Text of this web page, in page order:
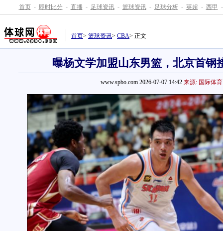
首页 - 即时比分 - 直播 - 足球资讯 - 篮球资讯 - 足球分析 - 英超 - 西甲 -
首页> 篮球资讯> CBA> 正文
曝杨文学加盟山东男篮，北京首钢
www.spbo.com 2026-07-07 14:42 来源: 国际体育